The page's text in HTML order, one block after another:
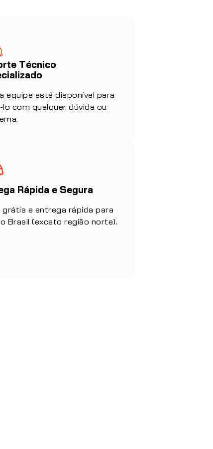
Técnico
equipe está disponível para
lo com qualquer dúvida ou
Rápida e Segura
grátis e entrega rápida para
Brasil (exceto região norte).